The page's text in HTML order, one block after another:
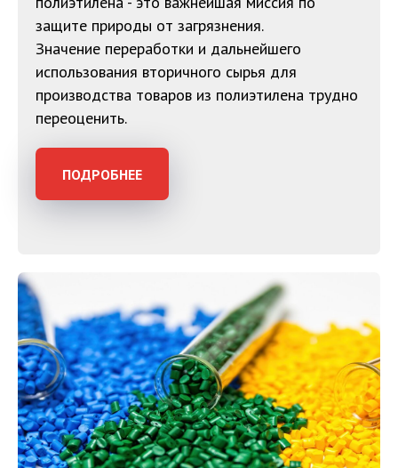
защите природы от загрязнения.
Значение переработки и дальнейшего
использования вторичного сырья для
производства товаров из полиэтилена трудно
переоценить.
ПОДРОБНЕЕ